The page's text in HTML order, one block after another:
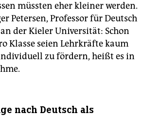
müssten eher kleiner werden.
Petersen, Professor für Deutsch
der Kieler Universität: Schon
Klasse seien Lehrkräfte kaum
zu fördern, heißt es in
nach Deutsch als